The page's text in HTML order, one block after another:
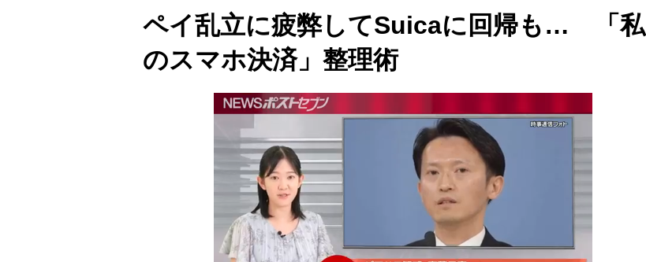
ペイ乱立に疲弊してSuicaに回帰も… 「私
のスマホ決済」整理術